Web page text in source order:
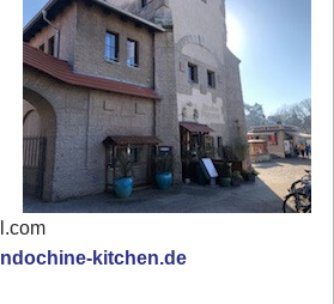
kitchen.de